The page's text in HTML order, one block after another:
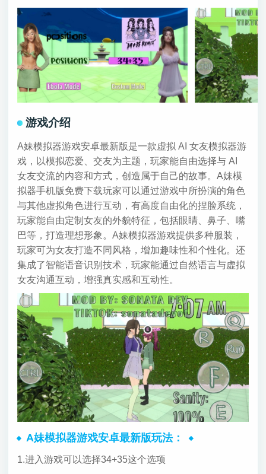
游戏介绍
A妹模拟器游戏安卓最新版是一款虚拟 AI 女友模拟器游
戏，以模拟恋爱、交友为主题，玩家能自由选择与 AI
女友交流的内容和方式，创造属于自己的故事。A妹模
拟器手机版免费下载玩家可以通过游戏中所扮演的角色
与其他虚拟角色进行互动，有高度自由化的捏脸系统，
玩家能自由定制女友的外貌特征，包括眼睛、鼻子、嘴
巴等，打造理想形象。A妹模拟器游戏提供多种服装，
玩家可为女友打造不同风格，增加趣味性和个性化。还
集成了智能语音识别技术，玩家能通过自然语言与虚拟
女友沟通互动，增强真实感和互动性。
A妹模拟器游戏安卓最新版玩法：
1.进入游戏可以选择34+35这个选项